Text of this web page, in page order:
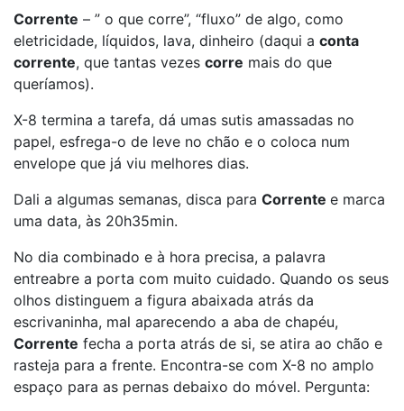
Corrente – ” o que corre”, “fluxo” de algo, como
eletricidade, líquidos, lava, dinheiro (daqui a conta
corrente, que tantas vezes corre mais do que
queríamos).
X-8 termina a tarefa, dá umas sutis amassadas no
papel, esfrega-o de leve no chão e o coloca num
envelope que já viu melhores dias.
Dali a algumas semanas, disca para Corrente e marca
uma data, às 20h35min.
No dia combinado e à hora precisa, a palavra
entreabre a porta com muito cuidado. Quando os seus
olhos distinguem a figura abaixada atrás da
escrivaninha, mal aparecendo a aba de chapéu,
Corrente fecha a porta atrás de si, se atira ao chão e
rasteja para a frente. Encontra-se com X-8 no amplo
espaço para as pernas debaixo do móvel. Pergunta: